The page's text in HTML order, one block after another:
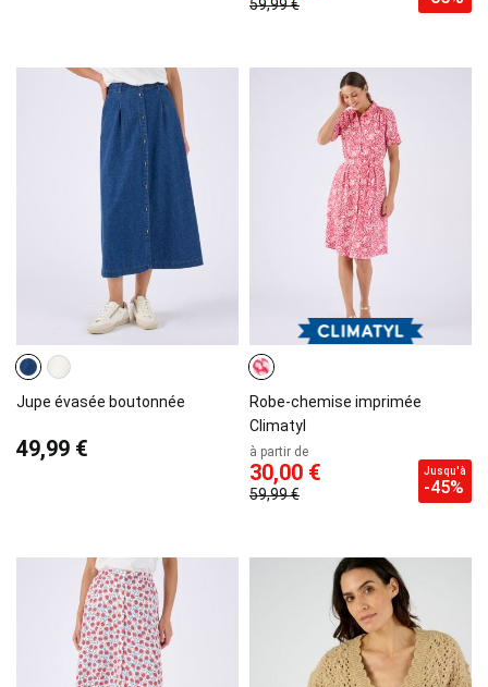
59,99 €
Jupe évasée boutonnée
49,99 €
Robe-chemise imprimée
Climatyl
à partir de
30,00 €
59,99 €
Jusqu'à
-45%